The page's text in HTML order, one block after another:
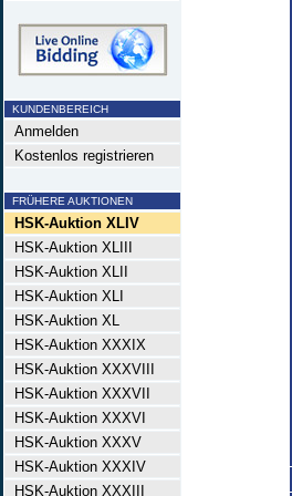
KUNDENBEREICH
Anmelden
Kostenlos registrieren
FRÜHERE AUKTIONEN
HSK-Auktion XLIV
HSK-Auktion XLIII
HSK-Auktion XLII
HSK-Auktion XLI
HSK-Auktion XL
HSK-Auktion XXXIX
HSK-Auktion XXXVIII
HSK-Auktion XXXVII
HSK-Auktion XXXVI
HSK-Auktion XXXV
HSK-Auktion XXXIV
HSK-Auktion XXXIII